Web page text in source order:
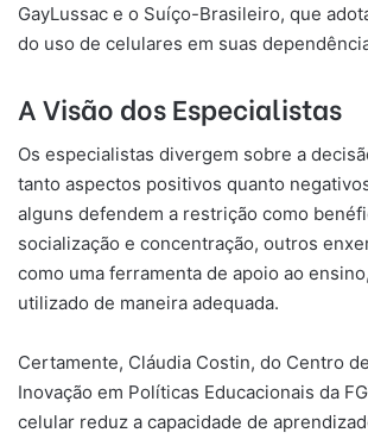
GayLussac e o Suíço-Brasileiro, que
do uso de celulares em suas
A Visão dos Especialistas
Os especialistas divergem sobre a
tanto aspectos positivos quanto
alguns defendem a restrição como
socialização e concentração, outros
como uma ferramenta de apoio ao
utilizado de maneira adequada.
Certamente, Cláudia Costin, do Centro
Inovação em Políticas Educacionais da
celular reduz a capacidade de